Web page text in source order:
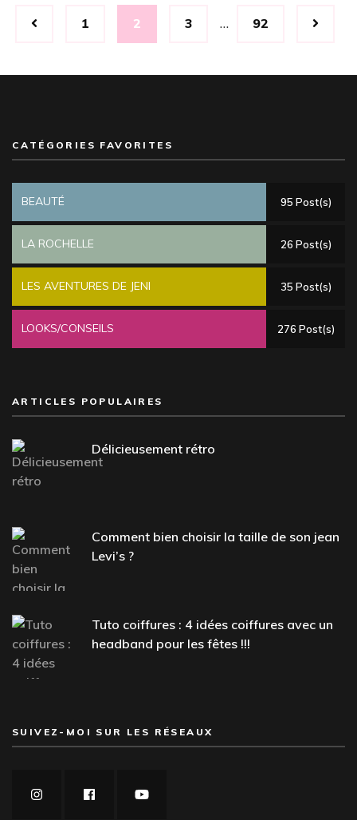
Navigation
Page
1 Page
2 Page
3 … Page
92
CATÉGORIES FAVORITES
BEAUTÉ 95 Post(s)
LA ROCHELLE 26 Post(s)
LES AVENTURES DE JENI 35 Post(s)
LOOKS/CONSEILS 276 Post(s)
ARTICLES POPULAIRES
Délicieusement rétro
Comment bien choisir la taille de son jean
Levi’s ?
Tuto coiffures : 4 idées coiffures avec un
headband pour les fêtes !!!
SUIVEZ-MOI SUR LES RÉSEAUX